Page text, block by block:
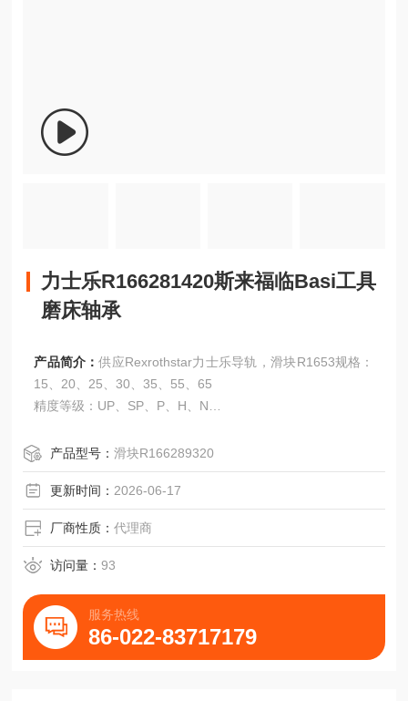
力士乐R166281420斯来福临Basi工具
磨床轴承
产品简介：供应Rexrothstar力士乐导轨，滑块R1653规格：
15、20、25、30、35、55、65
精度等级：UP、SP、P、H、N
产品型号：滑块R166289320
更新时间： 2026-06-17
厂商性质：代理商
访问量：93
服务热线
86-022-83717179